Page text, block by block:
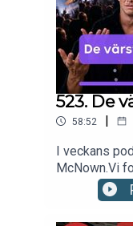
523. De
58:52 |
I veckans
McNown.Vi
av den nya
Wistam 60år